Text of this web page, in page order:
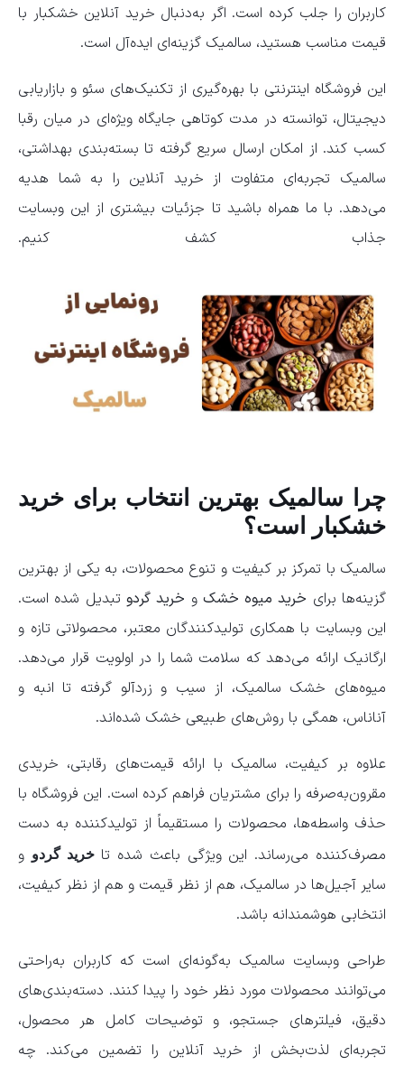
کاربران را جلب کرده است. اگر به‌دنبال خرید آنلاین خشکبار با
قیمت مناسب هستید، سالمیک گزینه‌ای ایده‌آل است.
این فروشگاه اینترنتی با بهره‌گیری از تکنیک‌های سئو و بازاریابی
دیجیتال، توانسته در مدت کوتاهی جایگاه ویژه‌ای در میان رقبا
کسب کند. از امکان ارسال سریع گرفته تا بسته‌بندی بهداشتی،
سالمیک تجربه‌ای متفاوت از خرید آنلاین را به شما هدیه
می‌دهد. با ما همراه باشید تا جزئیات بیشتری از این وبسایت
جذاب کشف کنیم.
چرا سالمیک بهترین انتخاب برای خرید
خشکبار است؟
سالمیک با تمرکز بر کیفیت و تنوع محصولات، به یکی از بهترین
گزینه‌ها برای خرید میوه خشک و خرید گردو تبدیل شده است.
این وبسایت با همکاری تولیدکنندگان معتبر، محصولاتی تازه و
ارگانیک ارائه می‌دهد که سلامت شما را در اولویت قرار می‌دهد.
میوه‌های خشک سالمیک، از سیب و زردآلو گرفته تا انبه و
آناناس، همگی با روش‌های طبیعی خشک شده‌اند.
علاوه بر کیفیت، سالمیک با ارائه قیمت‌های رقابتی، خریدی
مقرون‌به‌صرفه را برای مشتریان فراهم کرده است. این فروشگاه با
حذف واسطه‌ها، محصولات را مستقیماً از تولیدکننده به دست
مصرف‌کننده می‌رساند. این ویژگی باعث شده تاخرید گردوو
سایر آجیل‌ها در سالمیک، هم از نظر قیمت و هم از نظر کیفیت،
انتخابی هوشمندانه باشد.
طراحی وبسایت سالمیک به‌گونه‌ای است که کاربران به‌راحتی
می‌توانند محصولات مورد نظر خود را پیدا کنند. دسته‌بندی‌های
دقیق، فیلترهای جستجو، و توضیحات کامل هر محصول،
تجربه‌ای لذت‌بخش از خرید آنلاین را تضمین می‌کند. چه